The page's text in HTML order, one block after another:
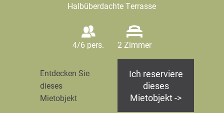
Halbüberdachte Terrasse
4/6 pers. 2 Zimmer
Entdecken Sie
dieses
Mietobjekt
Ich reserviere
dieses
Mietobjekt ->